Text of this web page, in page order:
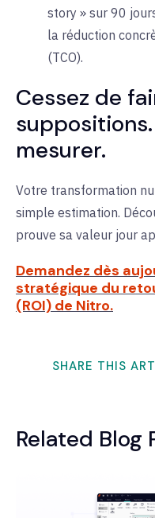
story » sur 90
la réduction
(TCO).
Cessez de
mesurer.
Votre transformation
simple estimation.
prouve sa valeur jour
Demandez dès
stratégique du
(ROI) de Nitro.
SHARE THIS
Related Blog